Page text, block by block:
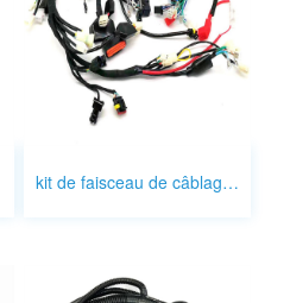
kit de faisceau de câblage pour voiture